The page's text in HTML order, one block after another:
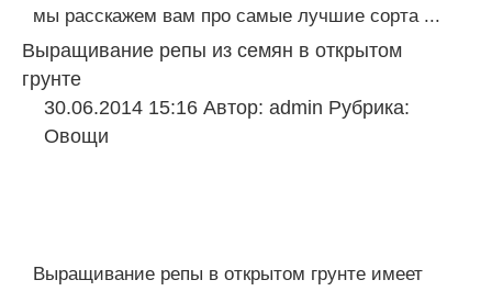
мы расскажем вам про самые лучшие сорта ...
Выращивание репы из семян в открытом
грунте
30.06.2014 15:16 Автор: admin Рубрика:
Овощи
Выращивание репы в открытом грунте имеет